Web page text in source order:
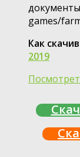
games/
Как
2019